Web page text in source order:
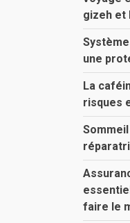
gizeh et
une
La
risques
faire le